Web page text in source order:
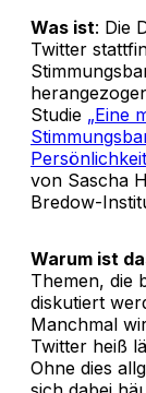
Was ist: Die
Twitter
Studie „Eine
von Sascha
Bredow-
Warum ist
Themen, die
diskutiert
Manchmal
Twitter heiß
Ohne dies